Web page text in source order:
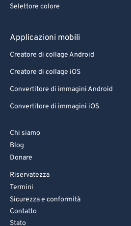
Selettore colore
Applicazioni mobili
Creatore di collage Android
Creatore di collage iOS
Convertitore di immagini Android
Convertitore di immagini iOS
Chi siamo
Blog
Donare
Riservatezza
Termini
Sicurezza e conformità
Contatto
Stato